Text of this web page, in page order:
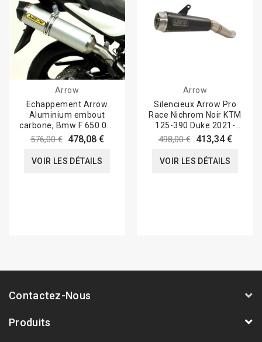
Arrow
Echappement Arrow
Aluminium embout
carbone, Bmw F 650 08-
12 /800 GS 08-18
576,00 € 478,08 €
VOIR LES DÉTAILS
Arrow
Silencieux Arrow Pro
Race Nichrom Noir KTM
125-390 Duke 2021-
2022
498,00 € 413,34 €
VOIR LES DÉTAILS
Contactez-Nous
Produits